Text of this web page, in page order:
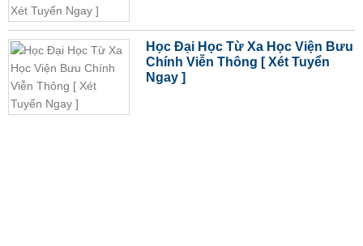
Học Đại Học Từ Xa Học Viện Bưu
Chính Viễn Thông [ Xét Tuyển
Ngay ]